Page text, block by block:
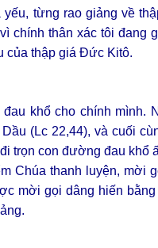
từng rao giảng về
chính thân xác tôi đang
của thập giá Đức Kitô.
khổ cho chính mình.
(Lc 22,44), và cuối
trọn con đường đau khổ
Chúa thanh luyện, mời
mời gọi dâng hiến